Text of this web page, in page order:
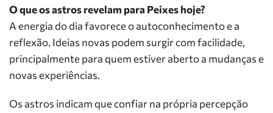
O que os astros revelam para Peixes hoje?
A energia do dia favorece o autoconhecimento e a
reflexão. Ideias novas podem surgir com facilidade,
principalmente para quem estiver aberto a mudanças e
novas experiências.
Os astros indicam que confiar na própria percepção